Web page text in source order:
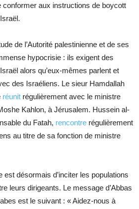
conformer aux instructions de boycott
de l’Autorité palestinienne et de ses
hypocrisie : ils exigent des
alors qu’eux-mêmes parlent et
des Israéliens. Le sieur Hamdallah
réunit régulièrement avec le ministre
Kahlon, à Jérusalem. Hussein al-
du Fatah, rencontre régulièrement
au titre de sa fonction de ministre
est désormais d’inciter les populations
leurs dirigeants. Le message d’Abbas
est le suivant : « Aidez-nous à